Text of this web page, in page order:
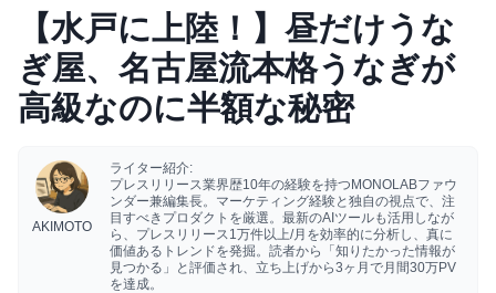
【水戸に上陸！】昼だけうな
ぎ屋、名古屋流本格うなぎが
高級なのに半額な秘密
AKIMOTO
ライター紹介:
プレスリリース業界歴10年の経験を持つMONOLABファウ
ンダー兼編集長。マーケティング経験と独自の視点で、注
目すべきプロダクトを厳選。最新のAIツールも活用しなが
ら、プレスリリース1万件以上/月を効率的に分析し、真に
価値あるトレンドを発掘。読者から「知りたかった情報が
見つかる」と評価され、立ち上げから3ヶ月で月間30万PV
を達成。